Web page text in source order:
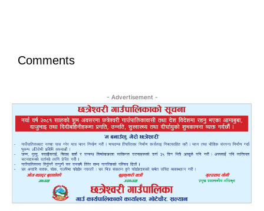
Comments
- Advertisement -